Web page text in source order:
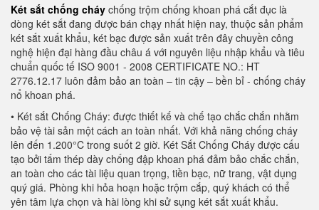
Két sắt chống cháy chống trộm chống khoan phá cắt đục là
dòng két sắt đang được bán chạy nhất hiện nay, thuộc sản phẩm
két sắt xuất khẩu, két bạc được sản xuất trên đây chuyền công
nghệ hiện đại hàng đầu châu á với nguyên liệu nhập khẩu và tiêu
chuẩn quốc tế ISO 9001 - 2008 CERTIFICATE NO.: HT
2776.12.17 luôn đảm bảo an toàn – tin cậy – bền bỉ - chống cháy
nổ khoan phá.
• Két sắt Chống Cháy: được thiết kế và chế tạo chắc chắn nhằm
bảo vệ tài sản một cách an toàn nhất. Với khả năng chống cháy
lên đến 1.200°C trong suốt 2 giờ. Két Sắt Chống Cháy được cấu
tạo bởi tấm thép dày chống đập khoan phá đảm bảo chắc chắn,
an toàn cho các tài liệu quan trọng, tiền bạc, nữ trang, vật dụng
quý giá. Phòng khi hỏa hoạn hoặc trộm cắp, quý khách có thể
yên tâm lựa chọn và hài lòng khi sử sụng két sắt xuất khẩu.